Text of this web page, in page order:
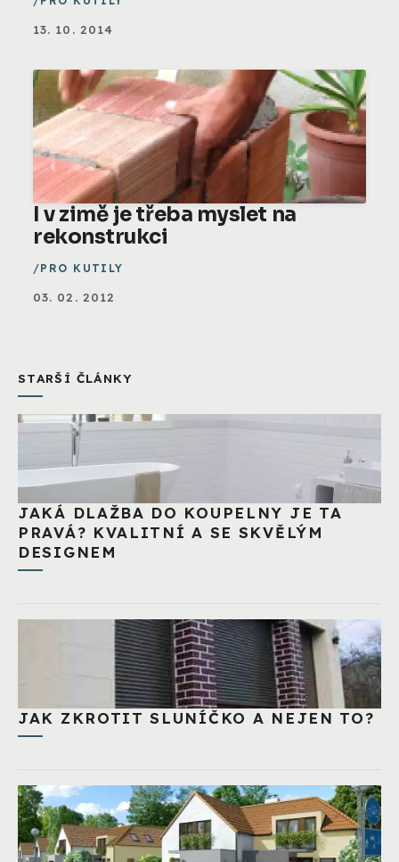
13. 10. 2014
I v zimě je třeba myslet na
rekonstrukci
PRO KUTILY
03. 02. 2012
STARŠÍ ČLÁNKY
JAKÁ DLAŽBA DO KOUPELNY JE TA
PRAVÁ? KVALITNÍ A SE SKVĚLÝM
DESIGNEM
JAK ZKROTIT SLUNÍČKO A NEJEN TO?